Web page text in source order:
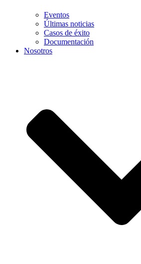
Eventos
Últimas noticias
Casos de éxito
Documentación
Nosotros